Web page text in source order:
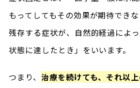
もってしてもその効果が期待できな
残存する症状が、自然的経過によ
状態に達したとき」をいいます。
つまり、 治療を続けても、それ以